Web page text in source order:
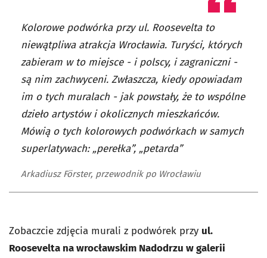
Kolorowe podwórka przy ul. Roosevelta to
niewątpliwa atrakcja Wrocławia. Turyści, których
zabieram w to miejsce - i polscy, i zagraniczni -
są nim zachwyceni. Zwłaszcza, kiedy opowiadam
im o tych muralach - jak powstały, że to wspólne
dzieło artystów i okolicznych mieszkańców.
Mówią o tych kolorowych podwórkach w samych
superlatywach: „perełka”, „petarda”
Arkadiusz Förster, przewodnik po Wrocławiu
Zobaczcie zdjęcia murali z podwórek przy ul.
Roosevelta na wrocławskim Nadodrzu w galerii